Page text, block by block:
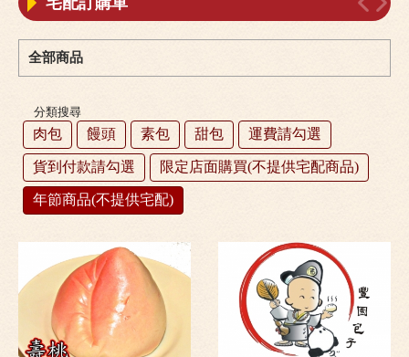
全部商品
分類搜尋
肉包 饅頭 素包 甜包 運費請勾選
貨到付款請勾選 限定店面購買(不提供宅配商品)
年節商品(不提供宅配)